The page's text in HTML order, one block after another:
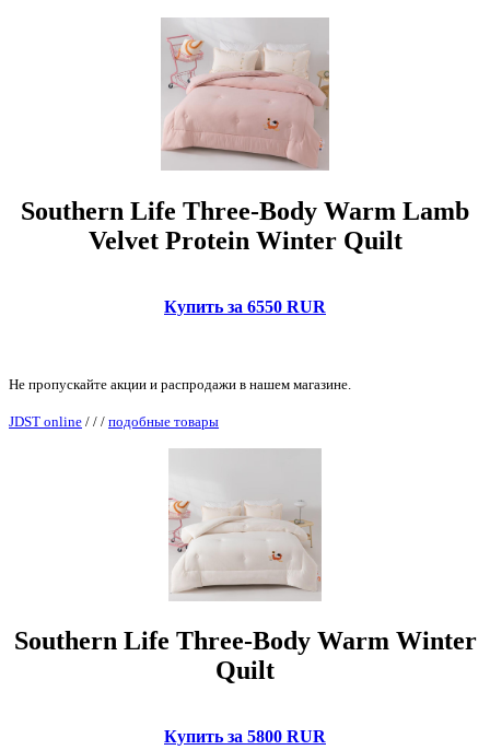
Southern Life Three-Body Warm Lamb
Velvet Protein Winter Quilt
Купить за 6550 RUR
Не пропускайте акции и распродажи в нашем магазине.
JDST online / / / подобные товары
Southern Life Three-Body Warm Winter
Quilt
Купить за 5800 RUR